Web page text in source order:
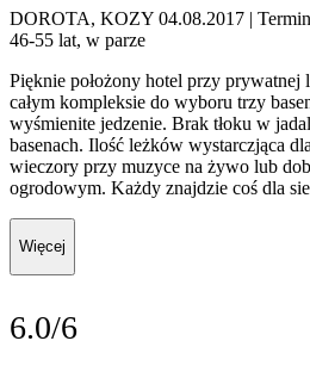
DOROTA, KOZY 04.08.2017 |
46-55 lat, w parze
Pięknie położony hotel przy
całym kompleksie do wyboru trzy
wyśmienite jedzenie. Brak tłoku w
basenach. Ilość leżków wystarczjąca
wieczory przy muzyce na żywo lub
ogrodowym. Każdy znajdzie coś dla
Więcej
6.0/6